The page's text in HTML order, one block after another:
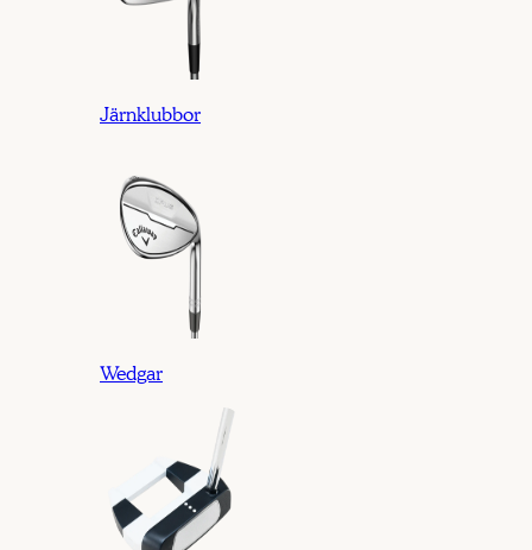
Järnklubbor
Wedgar